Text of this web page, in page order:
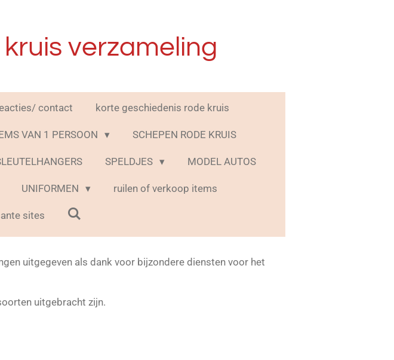
verzameling
contact korte geschiedenis rode kruis
VAN 1 PERSOON SCHEPEN RODE KRUIS
SPELDJES MODEL AUTOS
UNIFORMEN ruilen of verkoop items
sites
uitgegeven als dank voor bijzondere diensten voor het
uitgebracht zijn.